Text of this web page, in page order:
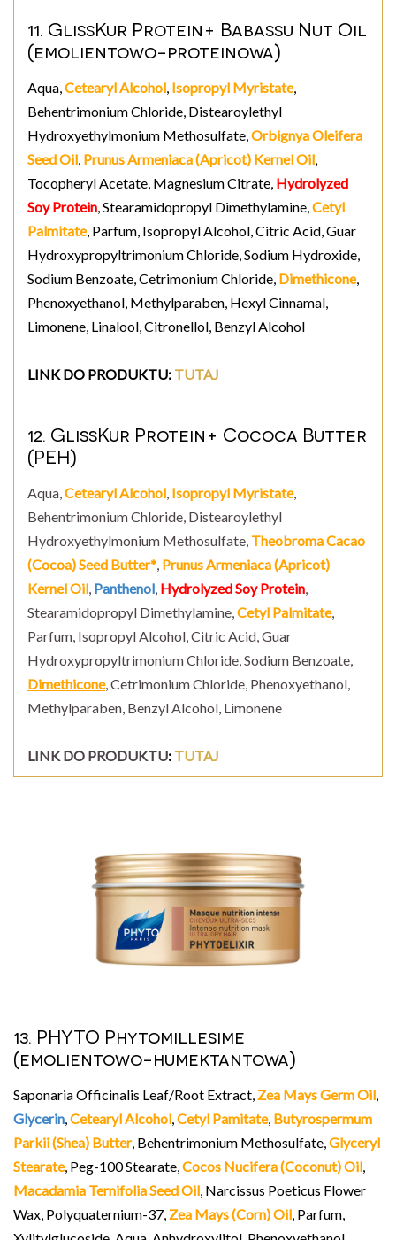
11. GlissKur Protein+ Babassu Nut Oil
(emolientowo-proteinowa)
Aqua,Cetearyl Alcohol, Isopropyl Myristate,
Behentrimonium Chloride, Distearoylethyl
Hydroxyethylmonium Methosulfate,Orbignya Oleifera
Seed Oil, Prunus Armeniaca (Apricot) Kernel Oil,
Tocopheryl Acetate, Magnesium Citrate, Hydrolyzed
Soy Protein, Stearamidopropyl Dimethylamine,Cetyl
Palmitate, Parfum, Isopropyl Alcohol, Citric Acid, Guar
Hydroxypropyltrimonium Chloride, Sodium Hydroxide,
Sodium Benzoate, Cetrimonium Chloride, Dimethicone,
Phenoxyethanol, Methylparaben, Hexyl Cinnamal,
Limonene, Linalool, Citronellol, Benzyl Alcohol
LINK DO PRODUKTU: TUTAJ
12. GlissKur Protein+ Cococa Butter
(PEH)
Aqua,Cetearyl Alcohol, Isopropyl Myristate,
Behentrimonium Chloride, Distearoylethyl
Hydroxyethylmonium Methosulfate, Theobroma Cacao
(Cocoa) Seed Butter*, Prunus Armeniaca (Apricot)
Kernel Oil, Panthenol, Hydrolyzed Soy Protein,
Stearamidopropyl Dimethylamine,Cetyl Palmitate,
Parfum, Isopropyl Alcohol, Citric Acid, Guar
Hydroxypropyltrimonium Chloride, Sodium Benzoate,
Dimethicone, Cetrimonium Chloride, Phenoxyethanol,
Methylparaben, Benzyl Alcohol, Limonene
LINK DO PRODUKTU: TUTAJ
13. PHYTO Phytomillesime
(emolientowo-humektantowa)
Saponaria Officinalis Leaf/Root Extract,Zea Mays Germ Oil,
Glycerin,Cetearyl Alcohol,Cetyl Pamitate, Butyrospermum
Parkii (Shea) Butter, Behentrimonium Methosulfate,Glyceryl
Stearate, Peg-100 Stearate,Cocos Nucifera (Coconut) Oil,
Macadamia Ternifolia Seed Oil, Narcissus Poeticus Flower
Wax, Polyquaternium-37,Zea Mays (Corn) Oil, Parfum,